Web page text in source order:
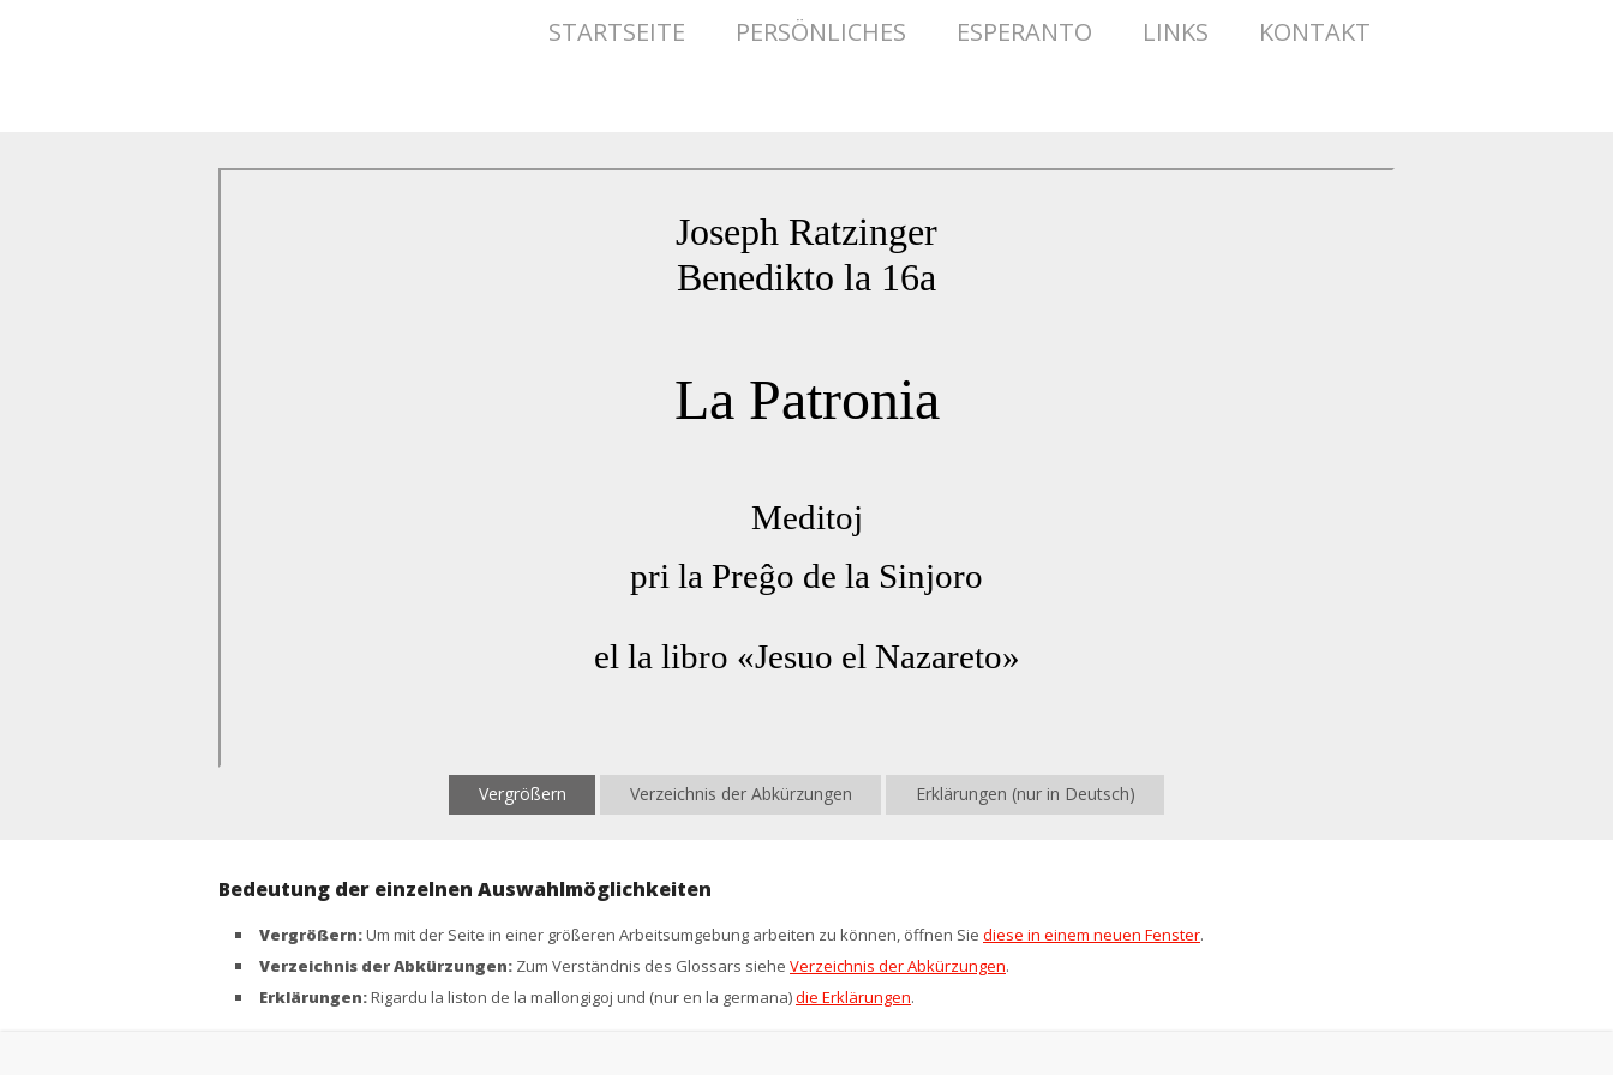
STARTSEITE PERSÖNLICHES ESPERANTO LINKS KONTAKT
Vergrößern Verzeichnis der Abkürzungen Erklärungen (nur in Deutsch)
Bedeutung der einzelnen Auswahlmöglichkeiten
Vergrößern:Um mit der Seite in einer größeren Arbeitsumgebung arbeiten zu können, öffnen Sie diese in einem neuen Fenster.
Verzeichnis der Abkürzungen: Zum Verständnis des Glossars siehe Verzeichnis der Abkürzungen.
Erklärungen:Rigardu la liston de la mallongigoj und (nur en la germana)die Erklärungen.